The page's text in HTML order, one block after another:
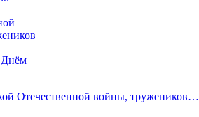
Отечественной войны, тружеников…